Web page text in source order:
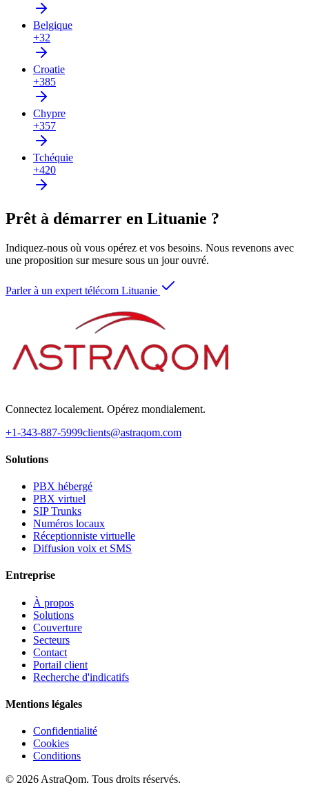
Belgique
+32
Croatie
+385
Chypre
+357
Tchéquie
+420
Prêt à démarrer en Lituanie ?
Indiquez-nous où vous opérez et vos besoins. Nous revenons avec
une proposition sur mesure sous un jour ouvré.
Parler à un expert télécom Lituanie
Connectez localement. Opérez mondialement.
+1-343-887-5999clients@astraqom.com
Solutions
PBX hébergé
PBX virtuel
SIP Trunks
Numéros locaux
Réceptionniste virtuelle
Diffusion voix et SMS
Entreprise
À propos
Solutions
Couverture
Secteurs
Contact
Portail client
Recherche d'indicatifs
Mentions légales
Confidentialité
Cookies
Conditions
© 2026 AstraQom. Tous droits réservés.